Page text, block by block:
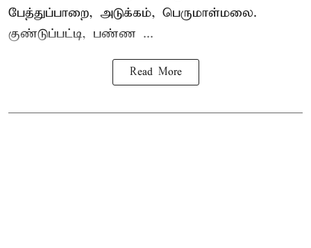
பேத்துப்பாறை, அடுக்கம், பெருமாள்மலை.
குண்டுப்பட்டி, பண்ண ...
Read More